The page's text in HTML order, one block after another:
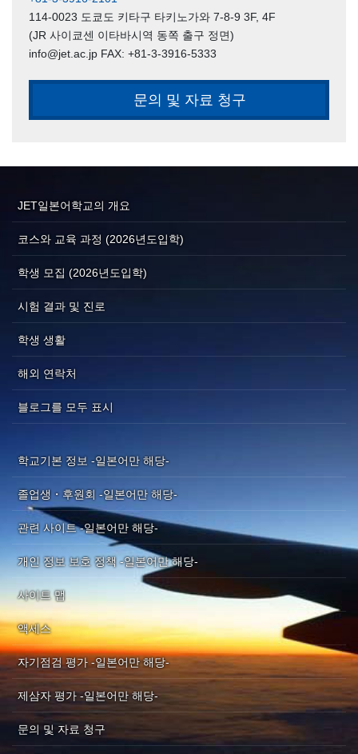
114-0023 도쿄도 키타구 타키노가와 7-8-9 3F, 4F
(JR 사이쿄센 이타바시역 동쪽 출구 정면)
info@jet.ac.jp FAX: +81-3-3916-5333
문의 및 자료 청구
JET일본어학교의 개요
코스와 교육 과정 (2026년도입학)
학생 모집 (2026년도입학)
시험 결과 및 진로
학생 생활
해외 연락처
블로그를 모두 표시
학교기본 정보 -일본어만 해당-
졸업생・후원회 -일본어만 해당-
관련 사이트 -일본어만 해당-
개인 정보 보호 정책 -일본어만 해당-
사이트 맵
액세스
자기점검 평가 -일본어만 해당-
제삼자 평가 -일본어만 해당-
문의 및 자료 청구